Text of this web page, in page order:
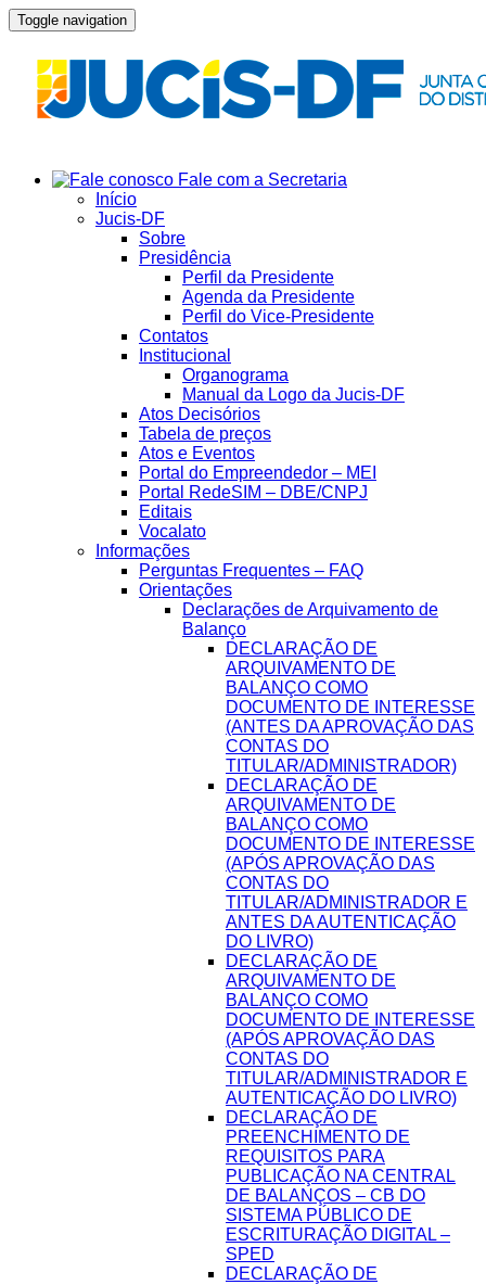
Toggle navigation
Fale com a Secretaria
Início
Jucis-DF
Sobre
Presidência
Perfil da Presidente
Agenda da Presidente
Perfil do Vice-Presidente
Contatos
Institucional
Organograma
Manual da Logo da Jucis-DF
Atos Decisórios
Tabela de preços
Atos e Eventos
Portal do Empreendedor – MEI
Portal RedeSIM – DBE/CNPJ
Editais
Vocalato
Informações
Perguntas Frequentes – FAQ
Orientações
Declarações de Arquivamento de
Balanço
DECLARAÇÃO DE
ARQUIVAMENTO DE
BALANÇO COMO
DOCUMENTO DE INTERESSE
(ANTES DA APROVAÇÃO DAS
CONTAS DO
TITULAR/ADMINISTRADOR)
DECLARAÇÃO DE
ARQUIVAMENTO DE
BALANÇO COMO
DOCUMENTO DE INTERESSE
(APÓS APROVAÇÃO DAS
CONTAS DO
TITULAR/ADMINISTRADOR E
ANTES DA AUTENTICAÇÃO
DO LIVRO)
DECLARAÇÃO DE
ARQUIVAMENTO DE
BALANÇO COMO
DOCUMENTO DE INTERESSE
(APÓS APROVAÇÃO DAS
CONTAS DO
TITULAR/ADMINISTRADOR E
AUTENTICAÇÃO DO LIVRO)
DECLARAÇÃO DE
PREENCHIMENTO DE
REQUISITOS PARA
PUBLICAÇÃO NA CENTRAL
DE BALANÇOS – CB DO
SISTEMA PÚBLICO DE
ESCRITURAÇÃO DIGITAL –
SPED
DECLARAÇÃO DE